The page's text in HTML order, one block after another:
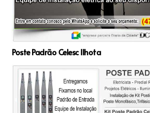
Poste Padrão Celesc Ilhota